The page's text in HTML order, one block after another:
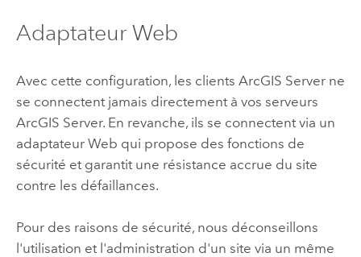
Adaptateur Web
Avec cette configuration, les clients ArcGIS Serverne
se connectent jamais directement à vos serveurs
ArcGIS Server. En revanche, ils se connectent via un
adaptateur Web qui propose des fonctions de
sécurité et garantit une résistance accrue du site
contre les défaillances.
Pour des raisons de sécurité, nous déconseillons
l'utilisation et l'administration d'un site via un même